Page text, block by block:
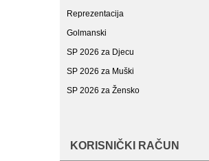
Reprezentacija
Golmanski
SP 2026 za Djecu
SP 2026 za Muški
SP 2026 za Žensko
KORISNIČKI RAČUN